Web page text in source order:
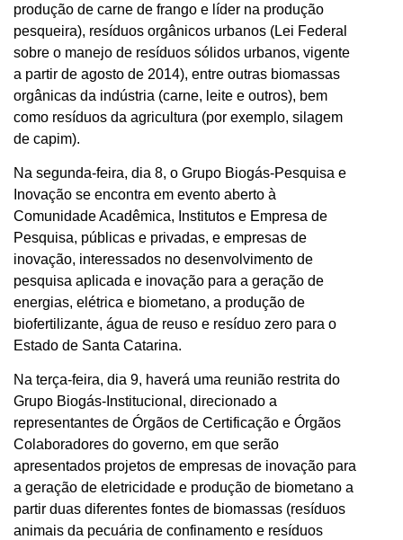
produção de carne de frango e líder na produção
pesqueira), resíduos orgânicos urbanos (Lei Federal
sobre o manejo de resíduos sólidos urbanos, vigente
a partir de agosto de 2014), entre outras biomassas
orgânicas da indústria (carne, leite e outros), bem
como resíduos da agricultura (por exemplo, silagem
de capim).
Na segunda-feira, dia 8, o Grupo Biogás-Pesquisa e
Inovação se encontra em evento aberto à
Comunidade Acadêmica, Institutos e Empresa de
Pesquisa, públicas e privadas, e empresas de
inovação, interessados no desenvolvimento de
pesquisa aplicada e inovação para a geração de
energias, elétrica e biometano, a produção de
biofertilizante, água de reuso e resíduo zero para o
Estado de Santa Catarina.
Na terça-feira, dia 9, haverá uma reunião restrita do
Grupo Biogás-Institucional, direcionado a
representantes de Órgãos de Certificação e Órgãos
Colaboradores do governo, em que serão
apresentados projetos de empresas de inovação para
a geração de eletricidade e produção de biometano a
partir duas diferentes fontes de biomassas (resíduos
animais da pecuária de confinamento e resíduos